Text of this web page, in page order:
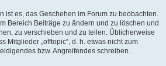
ist es, das Geschehen im Forum zu beobachten.
Bereich Beiträge zu ändern und zu löschen und
zu verschieben und zu teilen. Üblicherweise
Mitglieder „offtopic“, d. h. etwas nicht zum
bzw. Angreifendes schreiben.